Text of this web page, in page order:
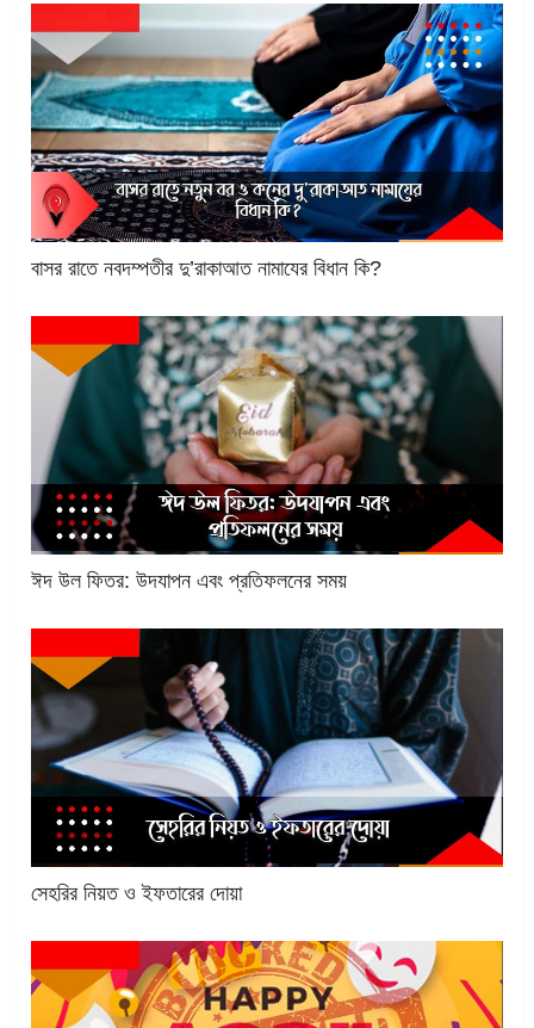
বাসর রাতে নবদম্পতীর দু’রাকাআত নামাযের বিধান কি?
ঈদ উল ফিতর: উদযাপন এবং প্রতিফলনের সময়
সেহরির নিয়ত ও ইফতারের দোয়া